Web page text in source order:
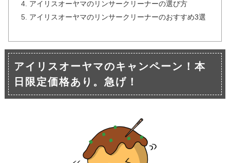
アイリスオーヤマのリンサークリーナーの選び方
アイリスオーヤマのリンサークリーナーのおすすめ3選
アイリスオーヤマのキャンペーン！本
日限定価格あり。急げ！